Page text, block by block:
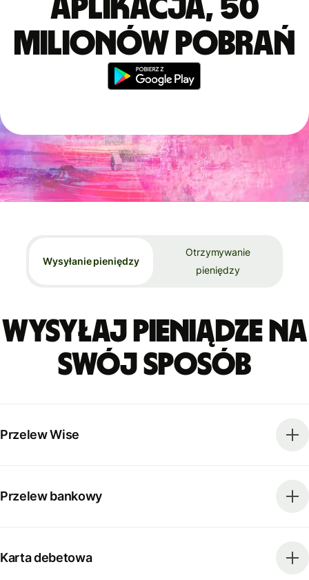
aplikacja, 50
milionów pobrań
Wysyłanie pieniędzy
Otrzymywanie
pieniędzy
Wysyłaj pieniądze na
swój sposób
Przelew Wise
Przelew bankowy
Karta debetowa